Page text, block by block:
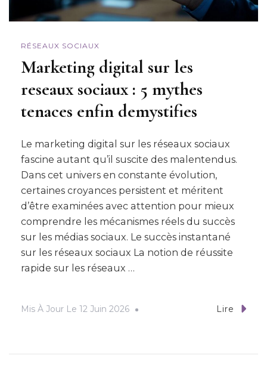
RÉSEAUX SOCIAUX
Marketing digital sur les
reseaux sociaux : 5 mythes
tenaces enfin demystifies
Le marketing digital sur les réseaux sociaux
fascine autant qu’il suscite des malentendus.
Dans cet univers en constante évolution,
certaines croyances persistent et méritent
d’être examinées avec attention pour mieux
comprendre les mécanismes réels du succès
sur les médias sociaux. Le succès instantané
sur les réseaux sociaux La notion de réussite
rapide sur les réseaux …
Mis À Jour Le 12 Juin 2026 Lire